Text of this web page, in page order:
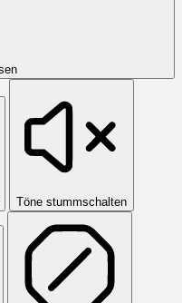
Töne stummschalten